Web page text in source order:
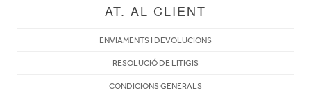
AT. AL CLIENT
ENVIAMENTS I DEVOLUCIONS
RESOLUCIÓ DE LITIGIS
CONDICIONS GENERALS